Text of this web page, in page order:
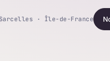
Sarcelles · Île-de-France